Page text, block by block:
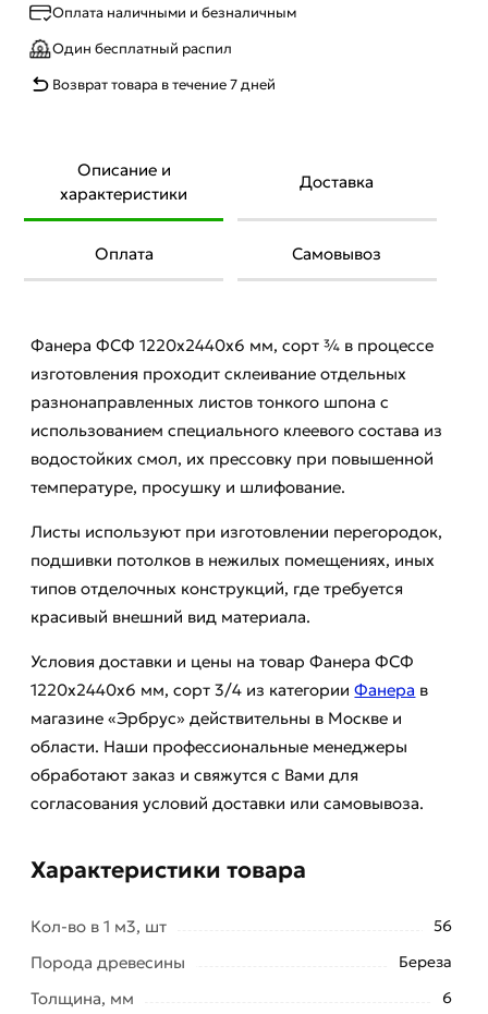
Оплата наличными и безналичным
Один бесплатный распил
Возврат товара в течение 7 дней
Описание и
характеристики
Доставка
Оплата Самовывоз
Фанера ФСФ 1220х2440х6 мм, сорт ¾ в процессе
изготовления проходит склеивание отдельных
разнонаправленных листов тонкого шпона с
использованием специального клеевого состава из
водостойких смол, их прессовку при повышенной
температуре, просушку и шлифование.
Листы используют при изготовлении перегородок,
подшивки потолков в нежилых помещениях, иных
типов отделочных конструкций, где требуется
красивый внешний вид материала.
Условия доставки и цены на товар Фанера ФСФ
1220х2440х6 мм, сорт 3/4 из категорииФанера в
магазине «Эрбрус» действительны в Москве и
области. Наши профессиональные менеджеры
обработают заказ и свяжутся с Вами для
согласования условий доставки или самовывоза.
Характеристики товара
Кол-во в 1 м3, шт 56
Порода древесины Береза
Толщина, мм 6